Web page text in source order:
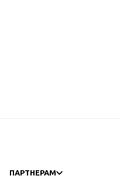
ПАРТНЕРАМ